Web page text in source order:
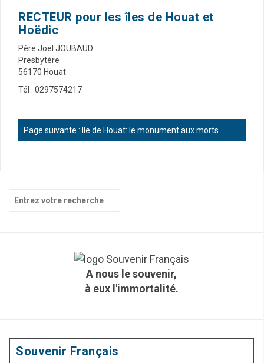
RECTEUR pour les îles de Houat et
Hoëdic
Père Joël JOUBAUD
Presbytère
56170 Houat
Tél : 0297574217
Page suivante : Ile de Houat: le monument aux morts
r
A nous le souvenir,
à eux l'immortalité.
Souvenir Français